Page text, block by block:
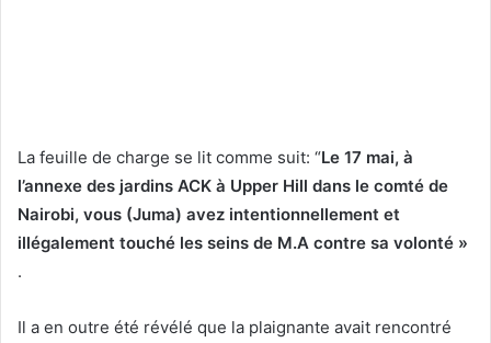
La feuille de charge se lit comme suit: “Le 17 mai, à
l’annexe des jardins ACK à Upper Hill dans le comté de
Nairobi, vous (Juma) avez intentionnellement et
illégalement touché les seins de M.A contre sa volonté »
.
Il a en outre été révélé que la plaignante avait rencontré